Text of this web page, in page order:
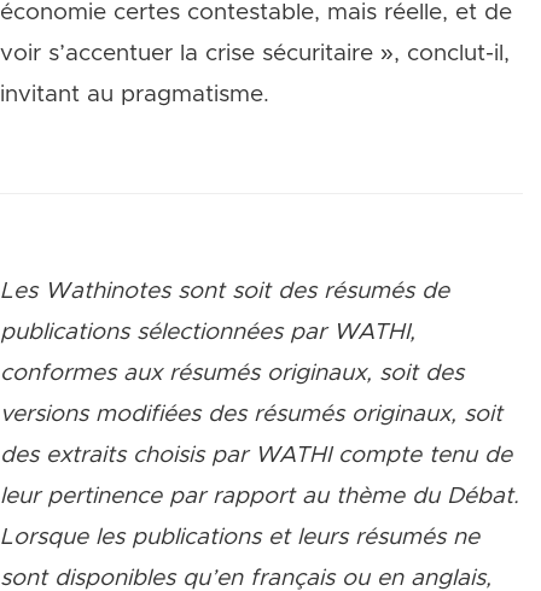
économie certes contestable, mais réelle, et de
voir s’accentuer la crise sécuritaire », conclut-il,
invitant au pragmatisme.
Les Wathinotes sont soit des résumés de
publications sélectionnées par WATHI,
conformes aux résumés originaux, soit des
versions modifiées des résumés originaux, soit
des extraits choisis par WATHI compte tenu de
leur pertinence par rapport au thème du Débat.
Lorsque les publications et leurs résumés ne
sont disponibles qu’en français ou en anglais,